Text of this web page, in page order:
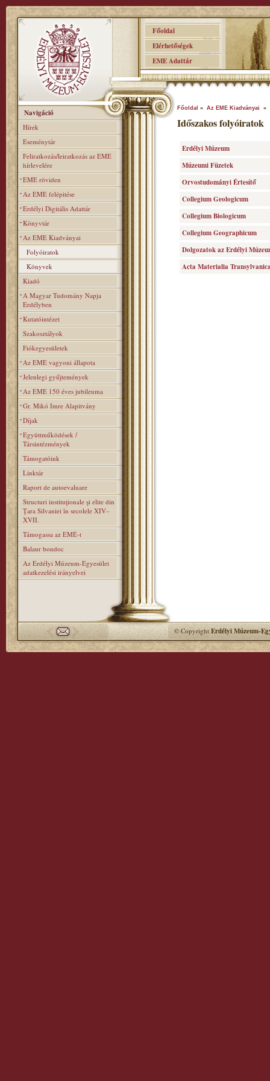
Főoldal
Elérhetőségek
EME Adattár
Navigáció
Hírek
Eseménytár
Feliratkozás/leiratkozás az EME
hírlevelére
EME röviden
Az EME felépitése
Erdélyi Digitális Adattár
Könyvtár
Az EME Kiadványai
Folyóiratok
Könyvek
Kiadó
A Magyar Tudomány Napja
Erdélyben
Kutatóintézet
Szakosztályok
Fiókegyesületek
Az EME vagyoni állapota
Jelenlegi gyűjtemények
Az EME 150 éves jubileuma
Gr. Mikó Imre Alapitvány
Díjak
Együttműködések /
Társintézmények
Támogatóink
Linktár
Raport de autoevaluare
Structuri instituţionale şi elite din
Ţara Silvaniei în secolele XIV–
XVII.
Támogassa az EMÉ-t
Balaur bondoc
Az Erdélyi Múzeum-Egyesület
adatkezelési irányelvei
Főoldal » Az EME Kiadványai »
Időszakos folyóiratok
Erdélyi Múzeum
Múzeumi Füzetek
Orvostudományi Értesí­tő
Collegium Geologicum
Collegium Biologicum
Collegium Geographicum
Dolgozatok az Erdélyi
Acta Materialia
© CopyrightErdélyi Múzeum-